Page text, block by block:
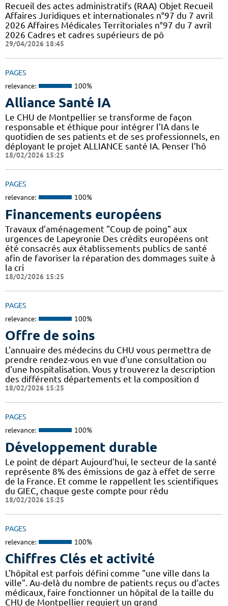
Recueil des actes administratifs (RAA) Objet Recueil
Affaires Juridiques et internationales n°97 du 7 avril
2026 Affaires Médicales Territoriales n°97 du 7 avril
2026 Cadres et cadres supérieurs de pô
29/04/2026 18:45
PAGES
relevance: 100%
Alliance Santé IA
Le CHU de Montpellier se transforme de façon
responsable et éthique pour intégrer l’IA dans le
quotidien de ses patients et de ses professionnels, en
déployant le projet ALLIANCE santé IA. Penser l’hô
18/02/2026 15:25
PAGES
relevance: 100%
Financements européens
Travaux d’aménagement "Coup de poing" aux
urgences de Lapeyronie Des crédits européens ont
été consacrés aux établissements publics de santé
afin de favoriser la réparation des dommages suite à
la cri
18/02/2026 15:25
PAGES
relevance: 100%
Offre de soins
L'annuaire des médecins du CHU vous permettra de
prendre rendez-vous en vue d'une consultation ou
d'une hospitalisation. Vous y trouverez la description
des différents départements et la composition d
18/02/2026 15:25
PAGES
relevance: 100%
Développement durable
Le point de départ Aujourd'hui, le secteur de la santé
représente 8% des émissions de gaz à effet de serre
de la France. Et comme le rappellent les scientifiques
du GIEC, chaque geste compte pour rédu
18/02/2026 15:25
PAGES
relevance: 100%
Chiffres Clés et activité
L'hôpital est parfois défini comme "une ville dans la
ville". Au-delà du nombre de patients reçus ou d'actes
médicaux, faire fonctionner un hôpital de la taille du
CHU de Montpellier requiert un grand